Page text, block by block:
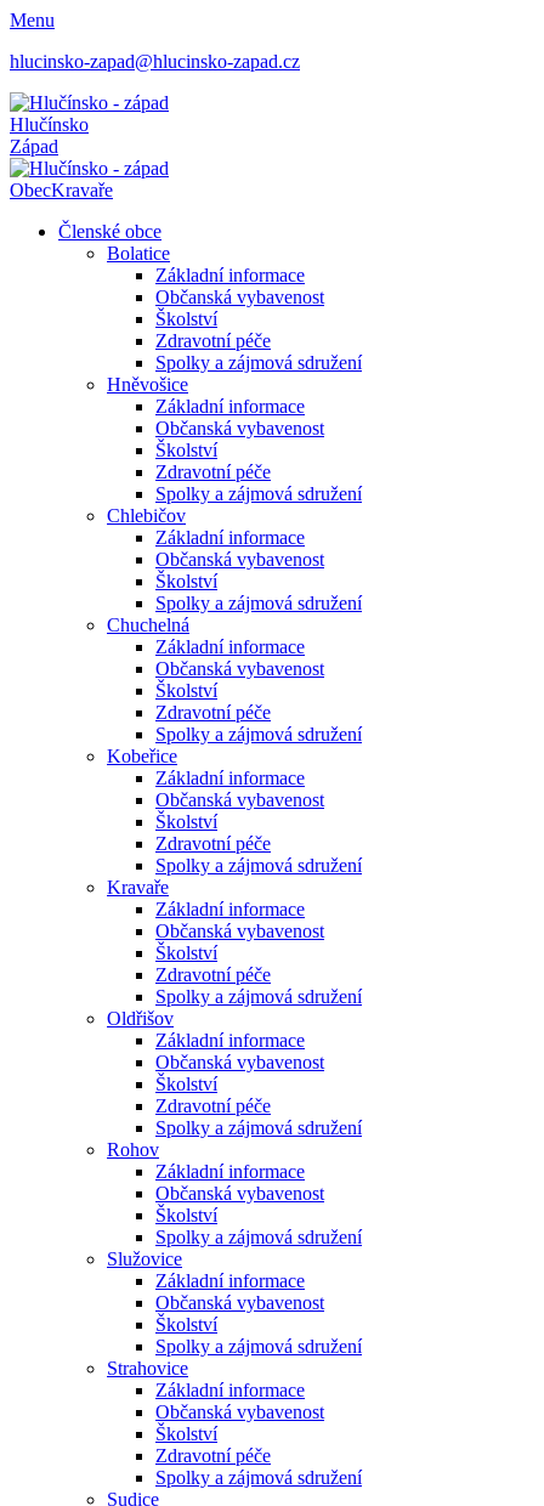
Menu
hlucinsko-zapad@hlucinsko-zapad.cz
Hlučínsko
Západ
ObecKravaře
Členské obce
Bolatice
Základní informace
Občanská vybavenost
Školství
Zdravotní péče
Spolky a zájmová sdružení
Hněvošice
Základní informace
Občanská vybavenost
Školství
Zdravotní péče
Spolky a zájmová sdružení
Chlebičov
Základní informace
Občanská vybavenost
Školství
Spolky a zájmová sdružení
Chuchelná
Základní informace
Občanská vybavenost
Školství
Zdravotní péče
Spolky a zájmová sdružení
Kobeřice
Základní informace
Občanská vybavenost
Školství
Zdravotní péče
Spolky a zájmová sdružení
Kravaře
Základní informace
Občanská vybavenost
Školství
Zdravotní péče
Spolky a zájmová sdružení
Oldřišov
Základní informace
Občanská vybavenost
Školství
Zdravotní péče
Spolky a zájmová sdružení
Rohov
Základní informace
Občanská vybavenost
Školství
Spolky a zájmová sdružení
Služovice
Základní informace
Občanská vybavenost
Školství
Spolky a zájmová sdružení
Strahovice
Základní informace
Občanská vybavenost
Školství
Zdravotní péče
Spolky a zájmová sdružení
Sudice